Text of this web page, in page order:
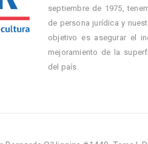
septiembre de 1975,
de persona jurídica y
objetivo es asegurar el
mejoramiento de la
del país.